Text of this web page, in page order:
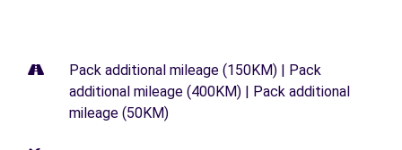
Pack additional mileage (150KM) | Pack
additional mileage (400KM) | Pack additional
mileage (50KM)